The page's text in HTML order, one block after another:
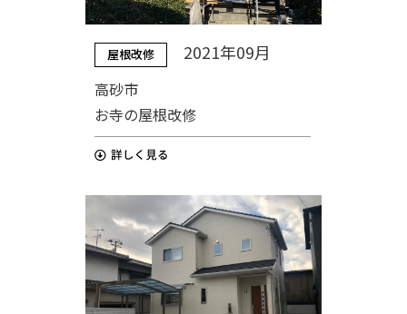
屋根改修 2021年09月
高砂市
お寺の屋根改修